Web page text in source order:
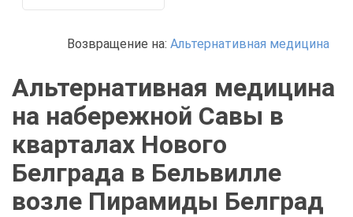
Возвращение на: Альтернативная медицина
Альтернативная медицина
на набережной Савы в
кварталах Нового
Белграда в Бельвилле
возле Пирамиды Белград